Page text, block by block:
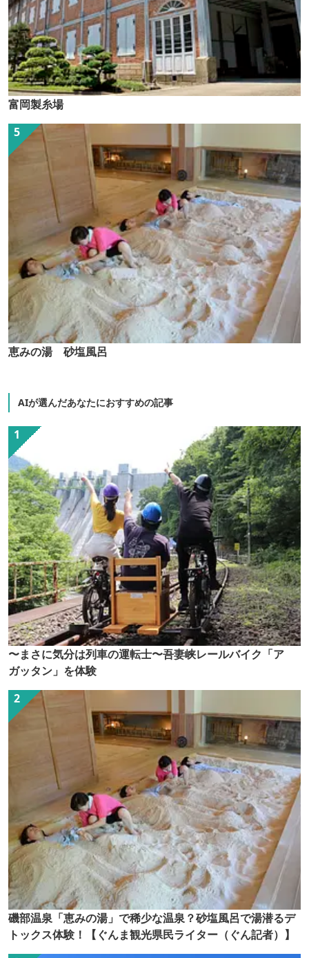
富岡製糸場
恵みの湯 砂塩風呂
AIが選んだあなたにおすすめの記事
〜まさに気分は列車の運転士〜吾妻峡レールバイク「ア
ガッタン」を体験
磯部温泉「恵みの湯」で稀少な温泉？砂塩風呂で湯潜るデ
トックス体験！【ぐんま観光県民ライター（ぐん記者）】